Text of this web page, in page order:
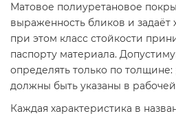
Матовое полиуретановое
выраженность бликов и задаёт
при этом класс стойкости
паспорту материала.
определять только по
должны быть указаны в
Каждая характеристика в